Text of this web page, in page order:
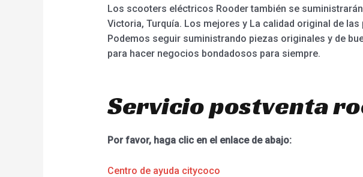
Los scooters eléctricos Rooder también se
Victoria, Turquía. Los mejores y La calidad original de
Podemos seguir suministrando piezas originales y de
para hacer negocios bondadosos para siempre.
Servicio postventa
Por favor, haga clic en el enlace de abajo:
Centro de ayuda citycoco